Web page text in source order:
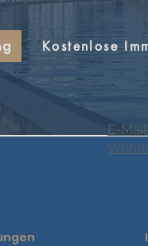
Kostenlose
E-